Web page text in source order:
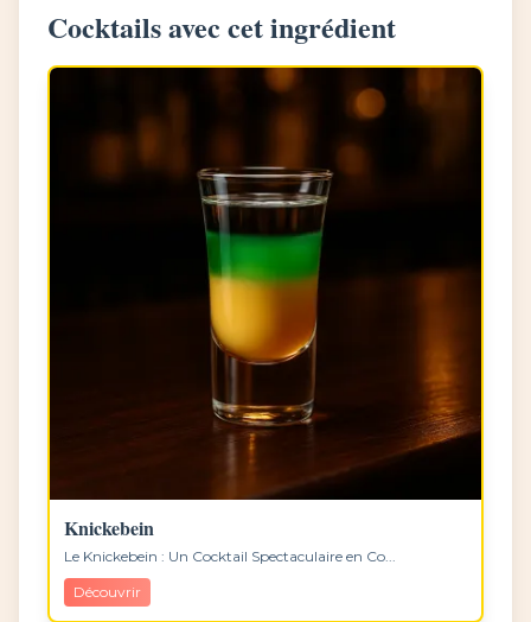
Cocktails avec cet ingrédient
Knickebein
Le Knickebein : Un Cocktail Spectaculaire en Co...
Découvrir